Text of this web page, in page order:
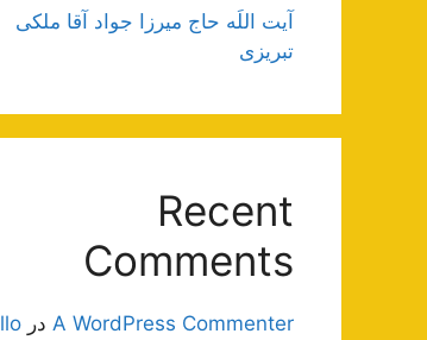
آیت اللَه حاج میرزا جواد آقا ملکی
تبریزی
Recent
Comments
A WordPress Commenter در